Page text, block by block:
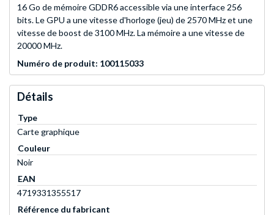
16 Go de mémoire GDDR6 accessible via une interface 256
bits. Le GPU a une vitesse d'horloge (jeu) de 2570 MHz et une
vitesse de boost de 3100 MHz. La mémoire a une vitesse de
20000 MHz.
Numéro de produit: 100115033
Détails
Type
Carte graphique
Couleur
Noir
EAN
4719331355517
Référence du fabricant